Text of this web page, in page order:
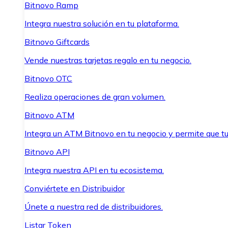
Bitnovo Ramp
Integra nuestra solución en tu plataforma.
Bitnovo Giftcards
Vende nuestras tarjetas regalo en tu negocio.
Bitnovo OTC
Realiza operaciones de gran volumen.
Bitnovo ATM
Integra un ATM Bitnovo en tu negocio y permite que
Bitnovo API
Integra nuestra API en tu ecosistema.
Conviértete en Distribuidor
Únete a nuestra red de distribuidores.
Listar Token